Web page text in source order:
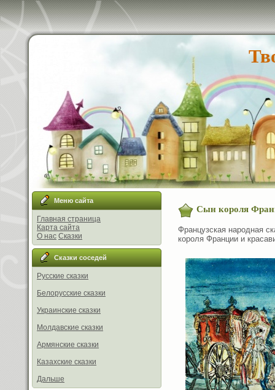
Меню сайта
Главная страница
Карта сайта
О нас Сказки
Сказки соседей
Русские сказки
Белорусские сказки
Украинские сказки
Молдавские сказки
Армянские сказки
Казахские сказки
Дальше
Сын короля
Французская народная
короля Франции и